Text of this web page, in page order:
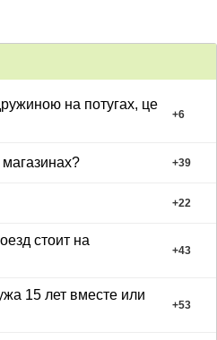
на потугах, це
+6
+39
+22
стоит на
+43
вместе или
+53